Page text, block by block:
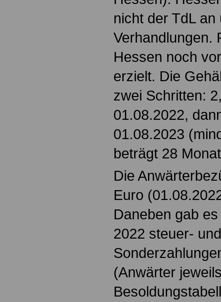
nicht der TdL
Verhandlungen.
Hessen noch
erzielt. Die
zwei Schritten:
01.08.2022,
01.08.2023
beträgt 28
Die
Euro
Daneben gab
2022 steuer-
(Anwärter